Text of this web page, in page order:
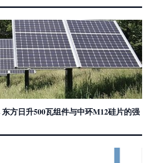
方日升500瓦组件与中环M12硅片的强